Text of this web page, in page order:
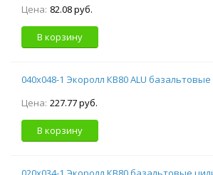
Цена: 82.08 руб.
В корзину
040х048-1 Экоролл КВ80 ALU
Цена: 227.77 руб.
В корзину